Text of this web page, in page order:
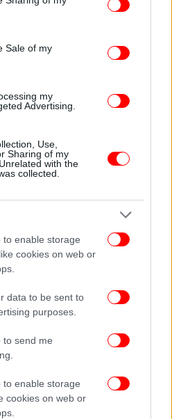
and its third-party tags to
purposes in below Google
Sale of my
my
Advertising.
Use,
Sharing of my
with the
collected.
to enable storage
cookies on web or
data to be sent to
purposes.
to send me
to enable storage
cookies on web or
σήμερα, υπό τον
ρεκόρ κρουσμάτων -Τα
που εισέβαλε στην
τα χάπια, η απόπειρα
Νεκρή η ποδηλάτισσα
καιρού σήμερα- Πού και πότε